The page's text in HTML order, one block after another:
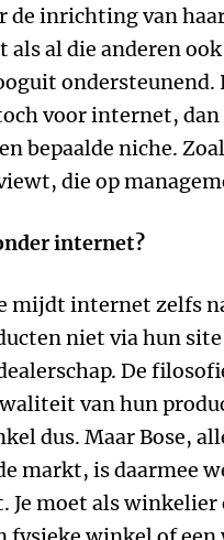
de inrichting van
als al die anderen
ondersteunend.
voor internet, dan
bepaalde niche.
die op
internet?
mijdt internet zelfs
niet via hun
De
van hun
dus. Maar Bose,
markt, is daarmee
Je moet als